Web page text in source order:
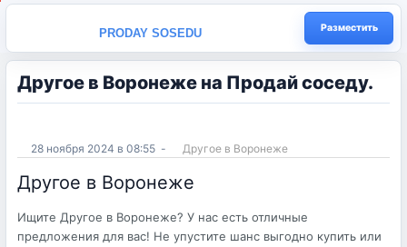
PRODAY SOSEDU Разместить
Другое в Воронеже на Продай соседу.
28 ноября 2024 в 08:55 - Другое в Воронеже
Другое в Воронеже
Ищите Другое в Воронеже? У нас есть отличные
предложения для вас! Не упустите шанс выгодно купить или